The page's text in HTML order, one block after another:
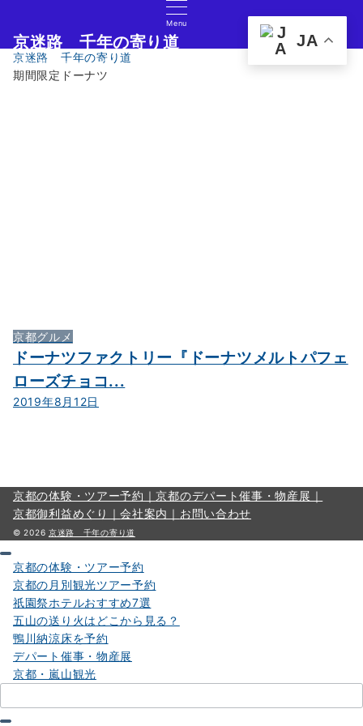
Menu
京迷路 千年の寄り道
京都の観光イベント・グルメ・ショッピングの情報サイト
京迷路 千年の寄り道
期間限定ドーナツ
京都グルメ
ドーナツファクトリー『ドーナツメルトパフェ
ローズチョコ...
2019年8月12日
京都の体験・ツアー予約｜京都のデパート催事・物産展｜
京都御利益めぐり｜会社案内｜ お問い合わせ
© 2026 京迷路 千年の寄り道
京都の体験・ツアー予約
京都の月別観光ツアー予約
祇園祭ホテルおすすめ7選
五山の送り火はどこから見る？
鴨川納涼床を予約
デパート催事・物産展
京都・嵐山観光
索：
JA